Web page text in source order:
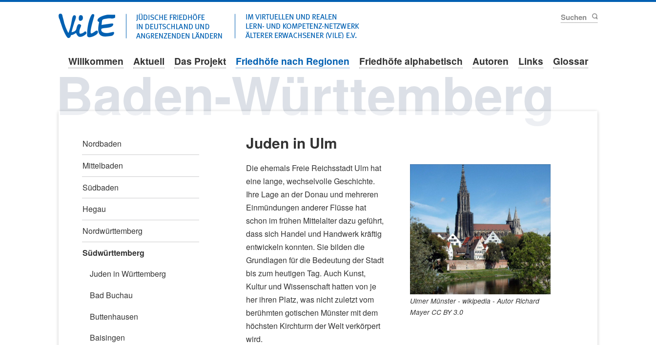
Navigation
Willkommen Aktuell Das Projekt Friedhöfe nach Regionen Friedhöfe alphabetisch Autoren Links Glossar
Baden-Württemberg
Juden in Ulm
Ulmer Münster - wikipedia - Autor Richard
Mayer CC BY 3.0
Die ehemals Freie Reichsstadt Ulm hat
eine lange, wechselvolle Geschichte.
Ihre Lage an der Donau und mehreren
Einmündungen anderer Flüsse hat
schon im frühen Mittelalter dazu geführt,
dass sich Handel und Handwerk kräftig
entwickeln konnten. Sie bilden die
Grundlagen für die Bedeutung der Stadt
bis zum heutigen Tag. Auch Kunst,
Kultur und Wissenschaft hatten von je
her ihren Platz, was nicht zuletzt vom
berühmten gotischen Münster mit dem
höchsten Kirchturm der Welt verkörpert
wird.
Navigation
überspringen
Nordbaden
Mittelbaden
Südbaden
Hegau
Nordwürttemberg
Südwürttemberg
Juden in Württemberg
Bad Buchau
Buttenhausen
Baisingen